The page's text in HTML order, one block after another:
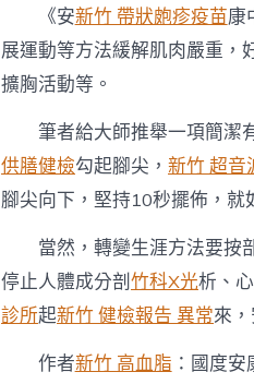
《安新竹 帶狀皰疹疫苗康
展運動等方法緩解肌肉嚴重，
擴胸活動等。
筆者給大師推舉一項簡潔
供膳健檢勾起腳尖， 新竹 超音
腳尖向下，堅持10秒擺佈，就
當然，轉變生涯方法要按
停止人體成分剖竹科X光析、
診所起新竹 健檢報告 異常來
作者新竹 高血脂 ：國度